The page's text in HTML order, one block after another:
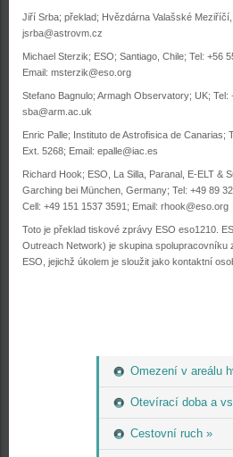
Omezení v areálu
Otevírací doba a
Cestovní ruch »
Jiří Srba; překlad; Hvězdárna Valašské
jsrba@astrovm.cz
Michael Sterzik; ESO; Santiago, Chile; Tel: +56
Email: msterzik@eso.org
Stefano Bagnulo; Armagh Observatory; UK; Tel:
sba@arm.ac.uk
Enric Palle; Instituto de Astrofisica de Canarias;
Ext. 5268; Email: epalle@iac.es
Richard Hook; ESO, La Silla, Paranal, E-ELT &
Garching bei München, Germany; Tel: +49 89
Cell: +49 151 1537 3591; Email: rhook@eso.org
Toto je překlad tiskové zprávy ESO eso1210.
Outreach Network) je skupina spolupracovníku
ESO, jejichž úkolem je sloužit jako kontaktní